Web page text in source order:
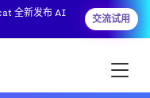
全新发布 AI
交流试用